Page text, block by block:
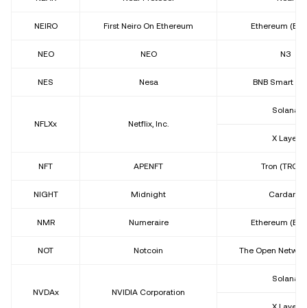
NEIRO First Neiro On Ethereum Ethereum
NEO NEO N3
NES Nesa BNB Smart
NFLXx Netflix, Inc.
Solana
X Layer
NFT APENFT Tron
NIGHT Midnight Cardano
NMR Numeraire Ethereum
NOT Notcoin The Open
NVDAx NVIDIA Corporation
Solana